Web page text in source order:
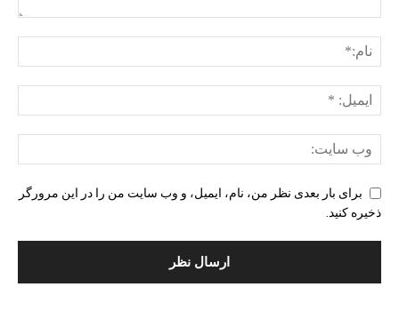
برای بار بعدی نظر من، نام، ایمیل، و وب سایت من را در این مرورگر
ذخیره کنید.